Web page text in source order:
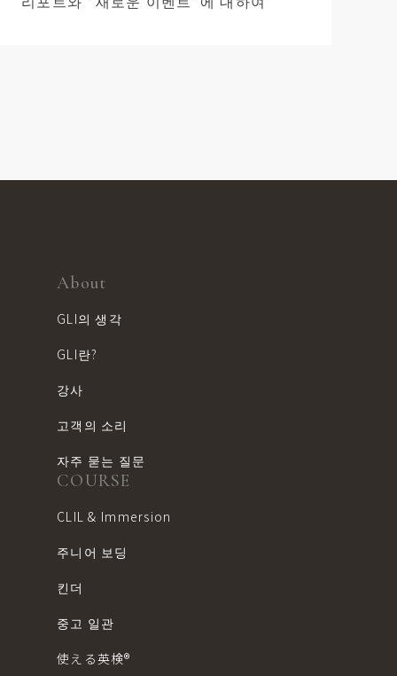
About
GLI의 생각
GLI란?
강사
고객의 소리
자주 묻는 질문
COURSE
CLIL & Immersion
주니어 보딩
킨더
중고 일관
使える英検®︎